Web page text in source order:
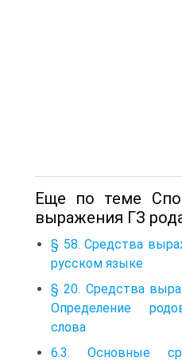
Еще по теме
выражения ГЗ
§ 58. Средства
русском языке
§ 20. Средства
Определение
слова
6.3. Основные